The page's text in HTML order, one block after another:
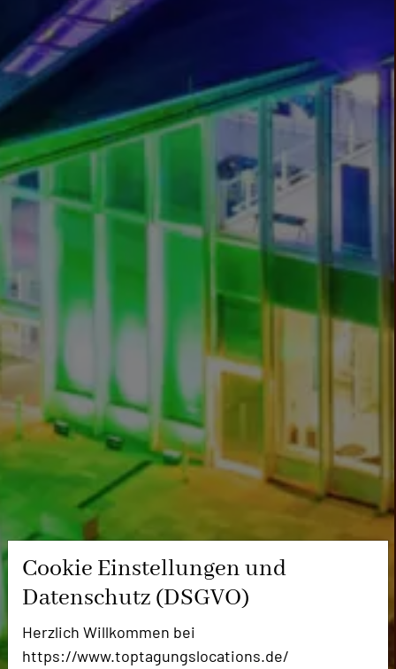
Cookie Einstellungen und
Datenschutz (DSGVO)
Herzlich Willkommen bei
https://www.toptagungslocations.de/